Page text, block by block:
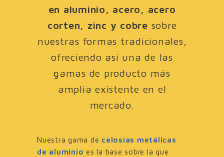
en aluminio, acero, acero
corten, zinc y cobre sobre
nuestras formas tradicionales,
ofreciendo así una de las
gamas de producto más
amplia existente en el
mercado.
Nuestra gama de celosías metálicas
de aluminio es la base sobre la que